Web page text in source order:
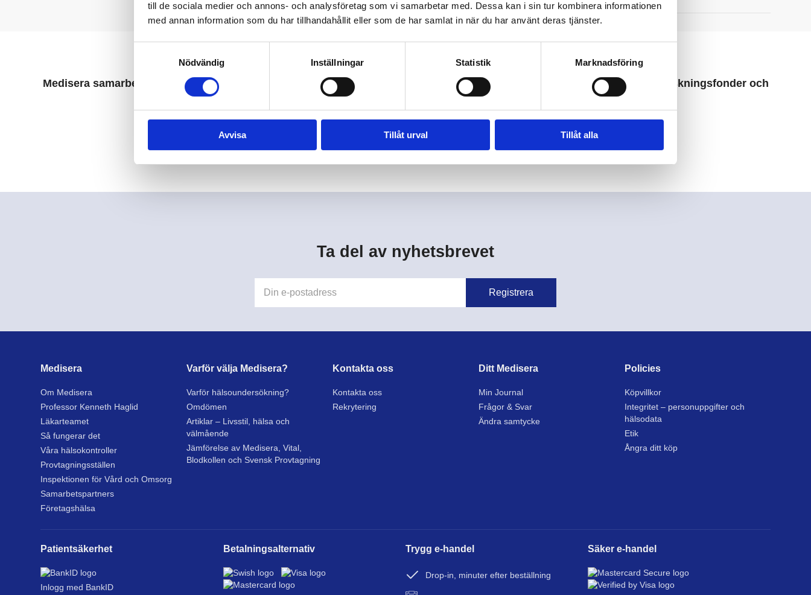
till de sociala medier och annons- och analysföretag som vi samarbetar med. Dessa kan i sin tur kombinera informationen
med annan information som du har tillhandahållit eller som de har samlat in när du har använt deras tjänster.
Nödvändig
Inställningar Statistik Marknadsföring
Avvisa Tillåt urval Tillåt alla
Medisera är registrerad vårdgivare hos Inspektionen för Vård och Omsorg, IVO.
Medisera samarbetar bl.a. med Karolinska Universitetslaboratoriet, SYNLAB och Unilabs och stöttar patientföreningar, forskningsfonder och
Ta del av nyhetsbrevet
Medisera
Om Medisera
Professor Kenneth Haglid
Läkarteamet
Så fungerar det
Våra hälsokontroller
Provtagningsställen
Inspektionen för Vård och Omsorg
Samarbetspartners
Företagshälsa
Varför välja Medisera?
Varför hälsoundersökning?
Omdömen
Artiklar – Livsstil, hälsa och
välmående
Jämförelse av Medisera, Vital,
Blodkollen och Svensk Provtagning
Kontakta oss
Kontakta oss
Rekrytering
Ditt Medisera
Min Journal
Frågor & Svar
Ändra samtycke
Policies
Köpvillkor
Integritet – personuppgifter och
hälsodata
Etik
Ångra ditt köp
Patientsäkerhet
Inlogg med BankID
Betalningsalternativ Trygg e-handel
Drop-in, minuter efter beställning
Säker e-handel